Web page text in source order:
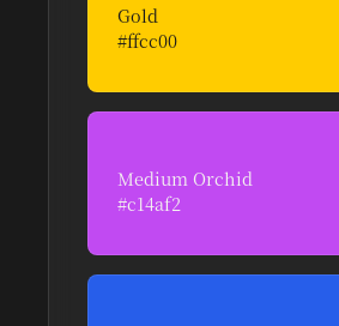
Gold
#ffcc00
컬러
Medium Orchid
#c14af2